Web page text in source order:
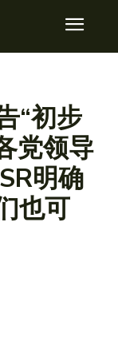
“初步
党领导
明确
也可